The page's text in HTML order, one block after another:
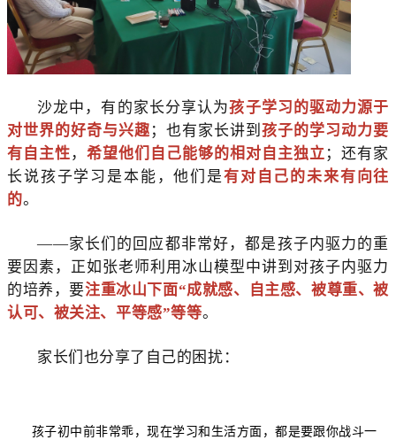
沙龙中，有的家长分享认为孩子学习的驱动力源于
对世界的好奇与兴趣；也有家长讲到孩子的学习动力要
有自主性 ，希望他们自己能够的相对自主独立 ；还有家
长说孩子学习是本能，他们是有对自己的未来有向往
的。
——家长们的回应都非常好，都是孩子内驱力的重
要因素，正如张老师利用冰山模型中讲到对孩子内驱力
的培养，要注重冰山下面“成就感、自主感、被尊重、被
认可、被关注、平等感”等等。
家长们也分享了自己的困扰：
孩子初中前非常乖，现在学习和生活方面，都是要跟你战斗一